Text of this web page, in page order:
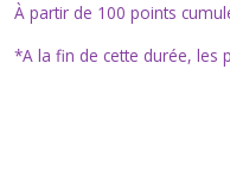
À partir de 100 points
*A la fin de cette durée, les